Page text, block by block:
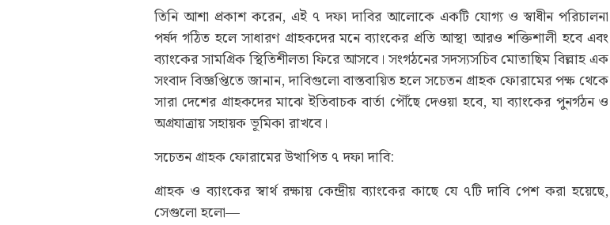
তিনি আশা প্রকাশ করেন, এই ৭ দফা দাবির আলোকে একটি যোগ্য ও স্বাধীন পরিচালনা
পর্ষদ গঠিত হলে সাধারণ গ্রাহকদের মনে ব্যাংকের প্রতি আস্থা আরও শক্তিশালী হবে এবং
ব্যাংকের সামগ্রিক স্থিতিশীলতা ফিরে আসবে। সংগঠনের সদস্যসচিব মোতাছিম বিল্লাহ এক
সংবাদ বিজ্ঞপ্তিতে জানান, দাবিগুলো বাস্তবায়িত হলে সচেতন গ্রাহক ফোরামের পক্ষ থেকে
সারা দেশের গ্রাহকদের মাঝে ইতিবাচক বার্তা পৌঁছে দেওয়া হবে, যা ব্যাংকের পুনর্গঠন ও
অগ্রযাত্রায় সহায়ক ভূমিকা রাখবে।
সচেতন গ্রাহক ফোরামের উত্থাপিত ৭ দফা দাবি:
গ্রাহক ও ব্যাংকের স্বার্থ রক্ষায় কেন্দ্রীয় ব্যাংকের কাছে যে ৭টি দাবি পেশ করা হয়েছে,
সেগুলো হলো—